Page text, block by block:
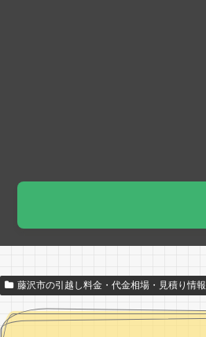
藤沢市の引越し料金・代金相場・見積り情報